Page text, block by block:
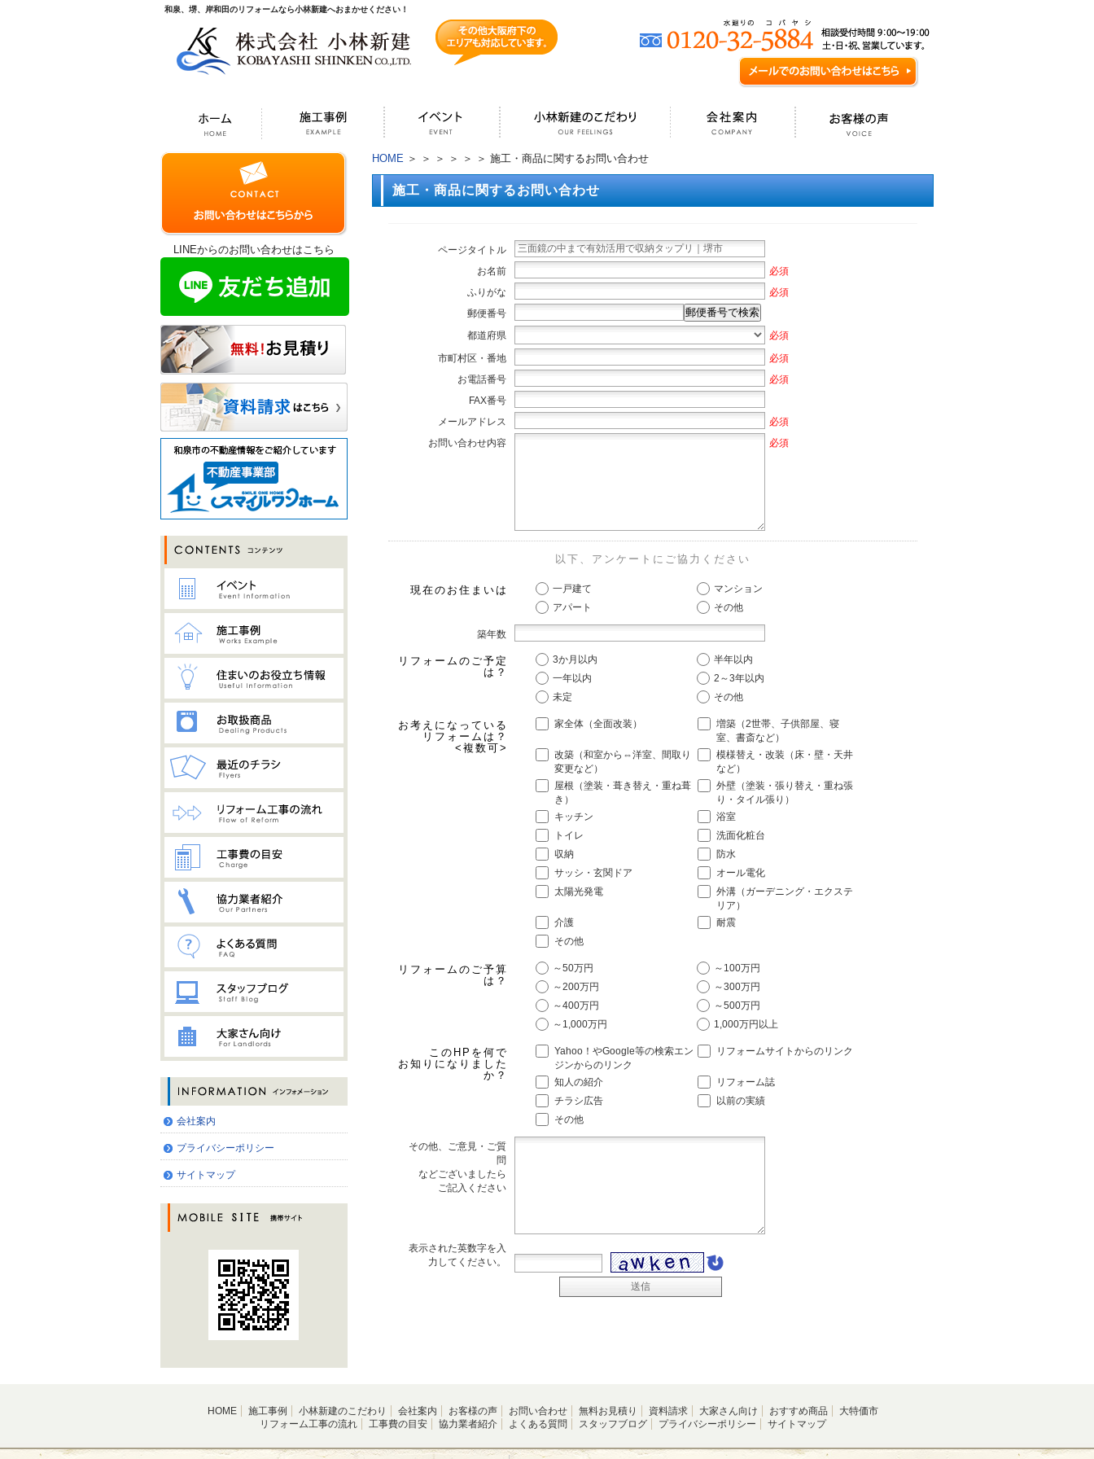
和泉、堺、岸和田のリフォームなら小林新建へおまかせください！
HOME ＞ ＞ ＞ ＞ ＞ ＞ 施工・商品に関するお問い合わせ
施工・商品に関するお問い合わせ
ページタイトル
お名前
必須
ふりがな
必須
郵便番号
郵便番号で検索
都道府県
必須
市町村区・番地
必須
お電話番号
必須
FAX番号
メールアドレス
必須
お問い合わせ内容
必須
以下、アンケートにご協力ください
現在のお住まいは 一戸建て
マンション
アパート
その他
築年数
リフォームのご予定
は？
3か月以内
半年以内
一年以内
2～3年以内
未定
その他
お考えになっている
リフォームは？
<複数可>
家全体（全面改装）
増築（2世帯、子供部屋、寝
室、書斎など）
改築（和室から⇔洋室、間取り
変更など）
模様替え・改装（床・壁・天井
など）
屋根（塗装・葺き替え・重ね葺
き）
外壁（塗装・張り替え・重ね張
り・タイル張り）
キッチン
浴室
トイレ
洗面化粧台
収納
防水
サッシ・玄関ドア
オール電化
太陽光発電
外溝（ガーデニング・エクステ
リア）
介護
耐震
その他
リフォームのご予算
は？
～50万円
～100万円
～200万円
～300万円
～400万円
～500万円
～1,000万円
1,000万円以上
このHPを何で
お知りになりました
か？
Yahoo！やGoogle等の検索エン
ジンからのリンク
リフォームサイトからのリンク
知人の紹介
リフォーム誌
チラシ広告
以前の実績
その他
その他、ご意見・ご質
問
などございましたら
ご記入ください
表示された英数字を入
力してください。
LINEからのお問い合わせはこちら
会社案内
プライバシーポリシー
サイトマップ
HOME 施工事例 小林新建のこだわり 会社案内 お客様の声 お問い合わせ 無料お見積り 資料請求 大家さん向け おすすめ商品
大特価市
リフォーム工事の流れ
工事費の目安 協力業者紹介 よくある質問 スタッフブログ プライバシーポリシー サイトマップ